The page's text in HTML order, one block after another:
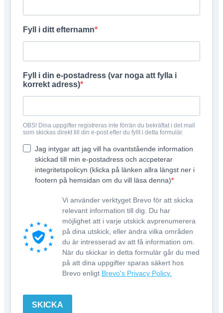
Fyll i ditt efternamn
Fyll i din e-postadress (var noga att fylla i
korrekt adress)
OBS! Dina uppgifter registreras inte förrän du bekräftat i det mail
som skickas direkt till din e-post efter du fyllt i detta formulär.
Jag intygar att jag vill ha ovantstående information
skickad till min e-postadress och accpeterar
integritetspolicyn (klicka på länken allra längst ner i
footern på hemsidan om du vill läsa denna)
Vi använder verktyget Brevo för att skicka
relevant information till dig. Du har
möjlighet att i varje utskick avprenumerera
på dina utskick, eller ändra vilka områden
du är intresserad av att få information om.
När du skickar in detta formulär går du med
på att dina uppgifter sparas säkert hos
Brevo enligt Brevo's Privacy Policy.
SKICKA